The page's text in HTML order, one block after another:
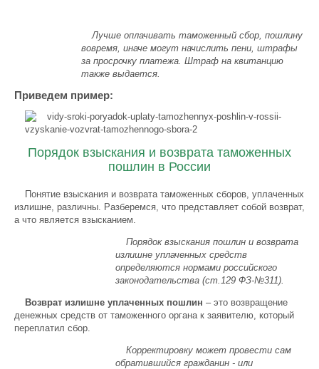
Лучше оплачивать таможенный сбор, пошлину
вовремя, иначе могут начислить пени, штрафы
за просрочку платежа. Штраф на квитанцию
также выдается.
Приведем пример:
Порядок взыскания и возврата таможенных
пошлин в России
Понятие взыскания и возврата таможенных сборов, уплаченных
излишне, различны. Разберемся, что представляет собой возврат,
а что является взысканием.
Порядок взыскания пошлин и возврата
излишне уплаченных средств
определяются нормами российского
законодательства (ст.129 ФЗ-№311).
Возврат излишне уплаченных пошлин – это возвращение
денежных средств от таможенного органа к заявителю, который
переплатил сбор.
Корректировку может провести сам
обратившийся гражданин - или